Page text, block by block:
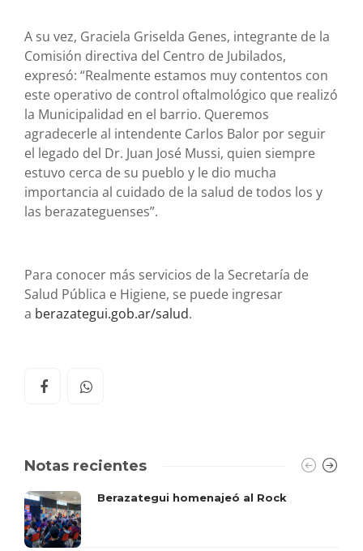
A su vez, Graciela Griselda Genes, integrante de la
Comisión directiva del Centro de Jubilados,
expresó: “Realmente estamos muy contentos con
este operativo de control oftalmológico que realizó
la Municipalidad en el barrio. Queremos
agradecerle al intendente Carlos Balor por seguir
el legado del Dr. Juan José Mussi, quien siempre
estuvo cerca de su pueblo y le dio mucha
importancia al cuidado de la salud de todos los y
las berazateguenses”.
Para conocer más servicios de la Secretaría de
Salud Pública e Higiene, se puede ingresar
a berazategui.gob.ar/salud.
Notas recientes
Berazategui homenajeó al Rock